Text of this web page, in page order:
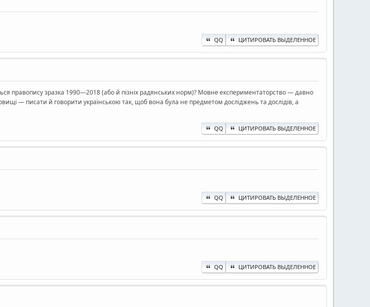
QQ ЦИТИРОВАТЬ ВЫДЕЛЕННОЕ
правопису зразка 1990—2018 (або й пізніх радянських норм)? Мовне експериментаторство — давно
— писати й говорити українською так, щоб вона була не предметом досліджень та дослідів, а
QQ ЦИТИРОВАТЬ ВЫДЕЛЕННОЕ
QQ ЦИТИРОВАТЬ ВЫДЕЛЕННОЕ
QQ ЦИТИРОВАТЬ ВЫДЕЛЕННОЕ